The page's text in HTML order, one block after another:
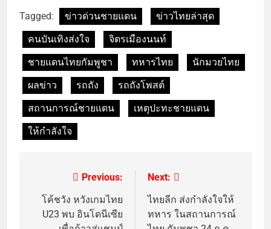
Tagged: ข่าวด่วนชายแดน
ข่าวไทยล่าสุด
คนบันเทิงส่งใจ
จิตรเมืองนนท์
ชายแดนไทยกัมพูชา
ทหารไทย
นักมวยไทย
ผลข่าว
รถถัง
รถถังโพสต์
สถานการณ์ชายแดน
เหตุปะทะชายแดน
ให้กำลังใจ
Previous:
โค้ชวัง หวังเกมไทย
U23 พบ อินโดนีเซีย
Next:
ไทยลีก ส่งกำลังใจให้
ทหาร ในสถานการณ์